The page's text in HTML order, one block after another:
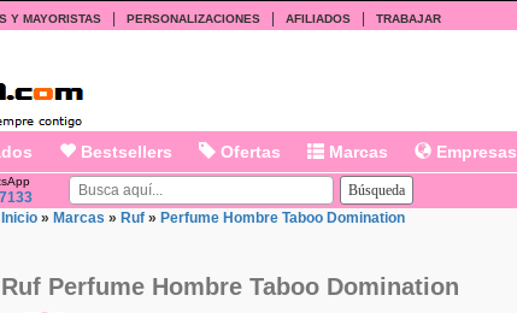
Y MAYORISTAS PERSONALIZACIONES AFILIADOS TRABAJAR
Bestsellers Ofertas Marcas Empresas
Inicio » Marcas » Ruf » Perfume Hombre Taboo Domination
Ruf Perfume Hombre Taboo Domination